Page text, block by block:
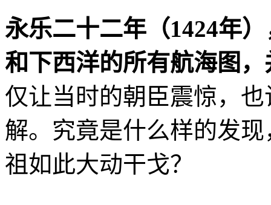
永乐二十二年（1424年
和下西洋的所有航海图
仅让当时的朝臣震惊，
解。究竟是什么样的发
祖如此大动干戈？